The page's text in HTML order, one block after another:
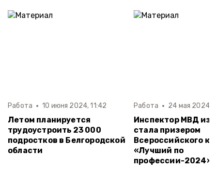
Работа 10 июня 2024, 11:42
Летом планируется
трудоустроить 23 000
подростков в Белгородской
области
Работа 24 мая 2024,
Инспектор МВД из
стала призером
Всероссийского
«Лучший по
профессии-2024»